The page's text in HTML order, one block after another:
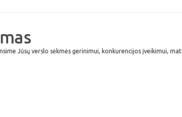
Jūsų verslo sėkmės gerinimui, konkurencijos įveikimui,